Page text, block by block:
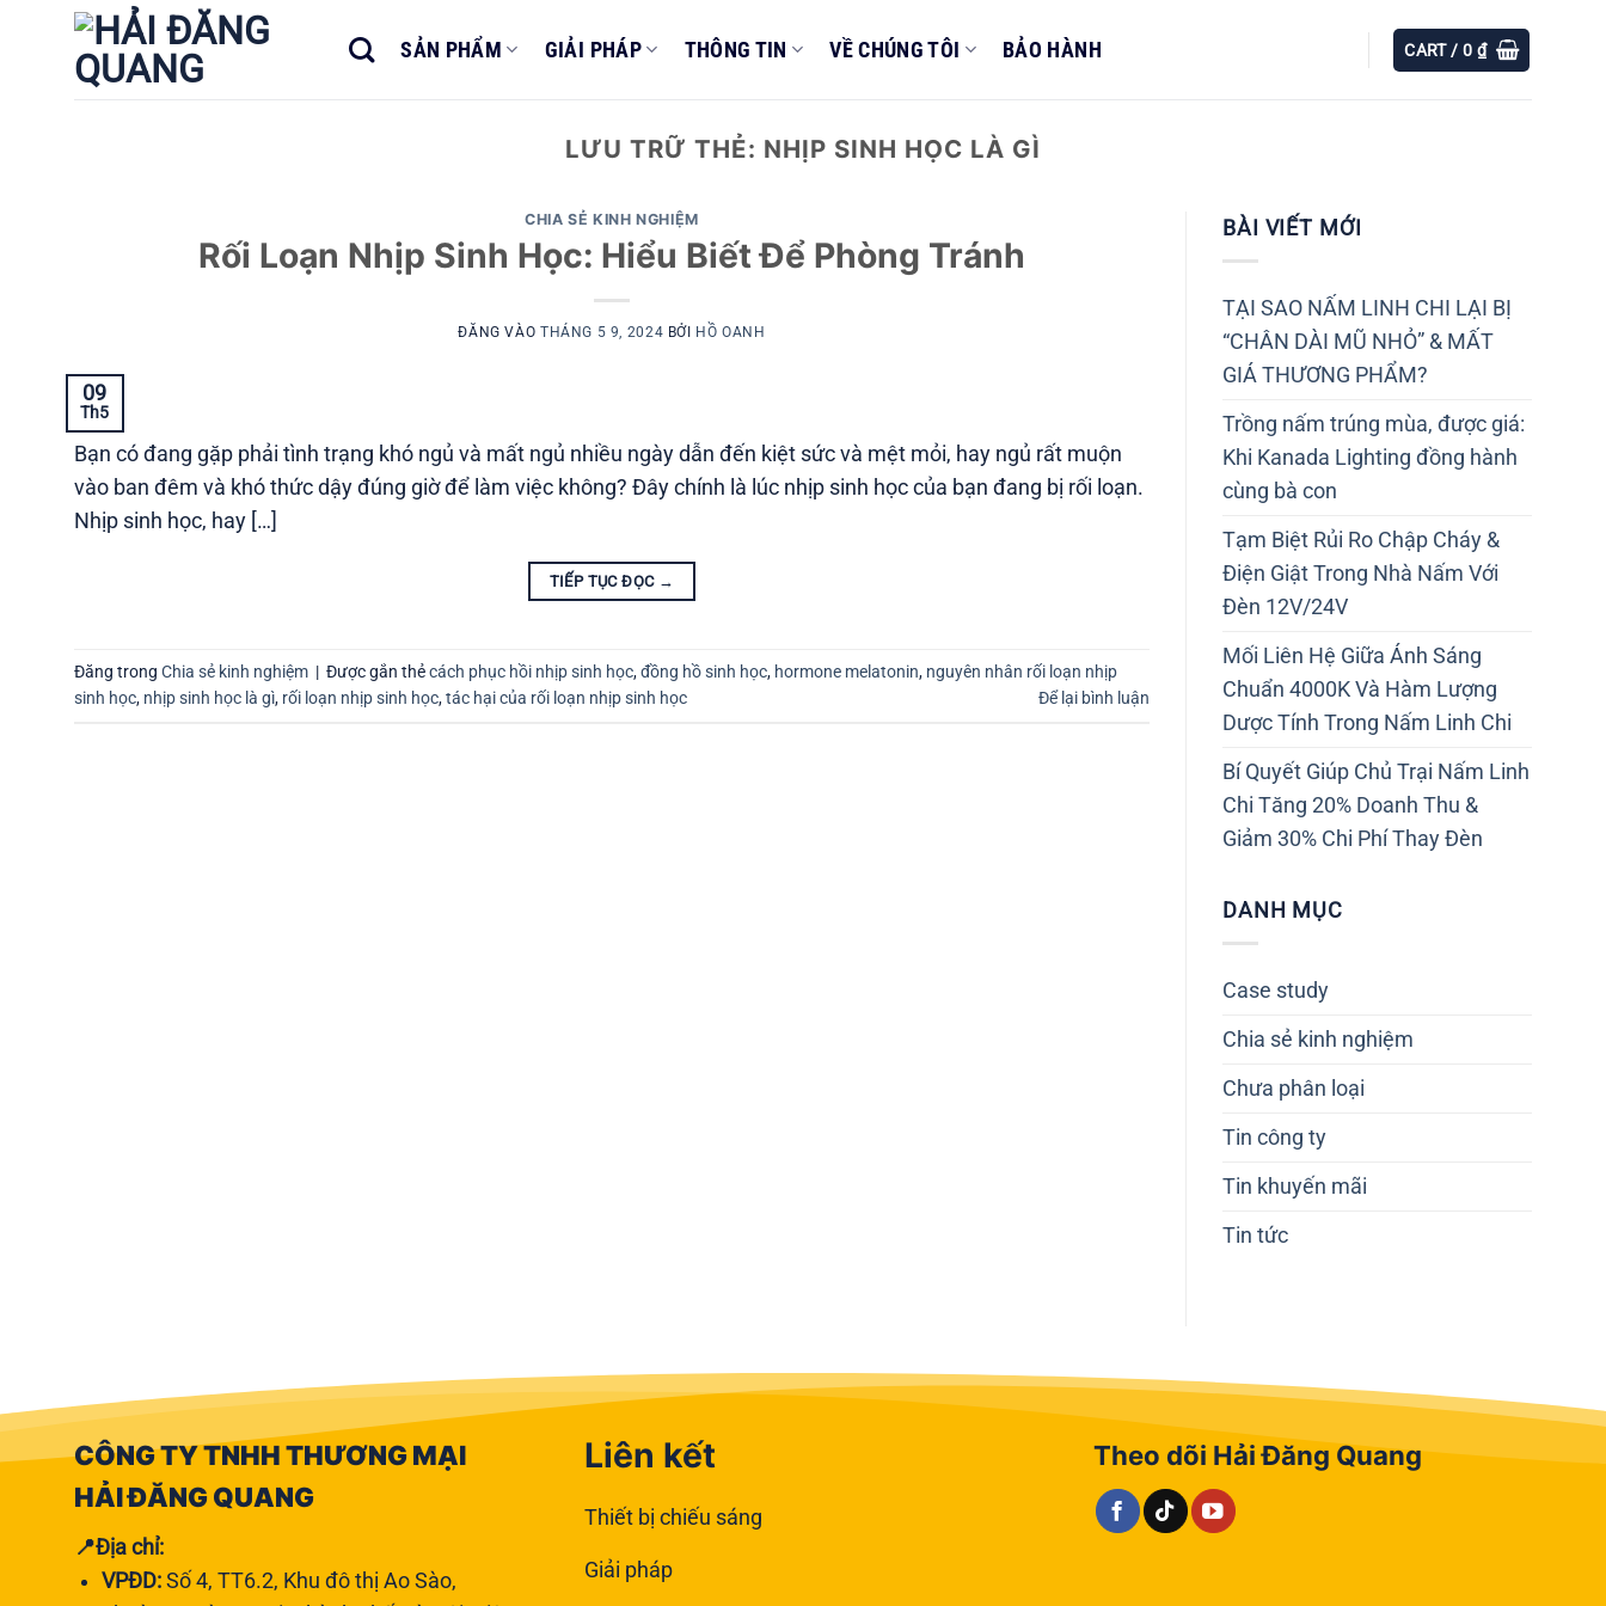
SẢN PHẨM GIẢI PHÁP THÔNG TIN VỀ CHÚNG TÔI BẢO HÀNH CART /0 ₫
LƯU TRỮ THẺ: NHỊP SINH HỌC LÀ GÌ
CHIA SẺ KINH NGHIỆM
Rối Loạn Nhịp Sinh Học: Hiểu Biết Để Phòng Tránh
ĐĂNG VÀO THÁNG 5 9, 2024 BỞI HỒ OANH
09
Th5
Bạn có đang gặp phải tình trạng khó ngủ và mất ngủ nhiều ngày dẫn đến kiệt sức và mệt mỏi, hay ngủ rất muộn
vào ban đêm và khó thức dậy đúng giờ để làm việc không? Đây chính là lúc nhịp sinh học của bạn đang bị rối loạn.
Nhịp sinh học, hay […]
TIẾP TỤC ĐỌC →
Đăng trong Chia sẻ kinh nghiệm | Được gắn thẻcách phục hồi nhịp sinh học,đồng hồ sinh học, hormone melatonin, nguyên nhân rối loạn nhịp
sinh học, nhịp sinh học là gì, rối loạn nhịp sinh học,tác hại của rối loạn nhịp sinh học Để lại bình luận
BÀI VIẾT MỚI
TẠI SAO NẤM LINH CHI LẠI BỊ
“CHÂN DÀI MŨ NHỎ” & MẤT
GIÁ THƯƠNG PHẨM?
Trồng nấm trúng mùa, được giá:
Khi Kanada Lighting đồng hành
cùng bà con
Tạm Biệt Rủi Ro Chập Cháy &
Điện Giật Trong Nhà Nấm Với
Đèn 12V/24V
Mối Liên Hệ Giữa Ánh Sáng
Chuẩn 4000K Và Hàm Lượng
Dược Tính Trong Nấm Linh Chi
Bí Quyết Giúp Chủ Trại Nấm Linh
Chi Tăng 20% Doanh Thu &
Giảm 30% Chi Phí Thay Đèn
DANH MỤC
Case study
Chia sẻ kinh nghiệm
Chưa phân loại
Tin công ty
Tin khuyến mãi
Tin tức
CÔNG TY TNHH THƯƠNG MẠI
HẢI ĐĂNG QUANG
📍Địa chỉ:
VPĐD: Số 4, TT6.2, Khu đô thị Ao Sào,
Liên kết
Thiết bị chiếu sáng
Giải pháp
Theo dõi Hải Đăng Quang